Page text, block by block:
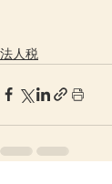
法人税